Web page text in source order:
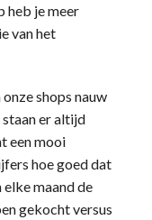
heb je meer
van het
shops nauw
er altijd
een mooi
hoe goed dat
maand de
gekocht versus